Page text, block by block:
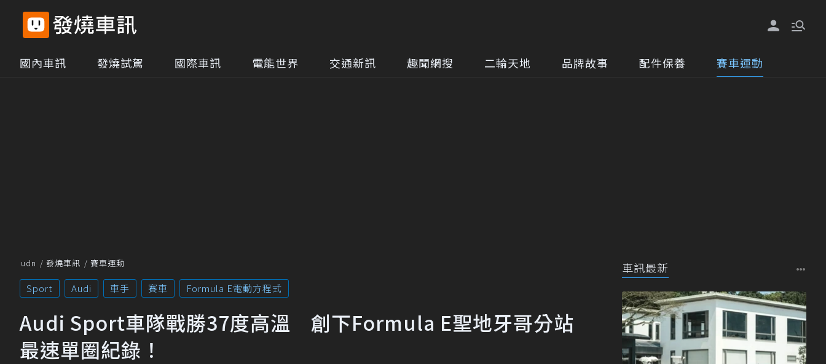
國內車訊 發燒試駕 國際車訊 電能世界 交通新訊 趣聞網搜 二輪天地 品牌故事 配件保養 賽車運動
udn 發燒車訊 賽車運動
Sport Audi 車手 賽車 Formula E電動方程式
Audi Sport車隊戰勝37度高溫 創下Formula E聖地牙哥分站
最速單圈紀錄！
車訊最新